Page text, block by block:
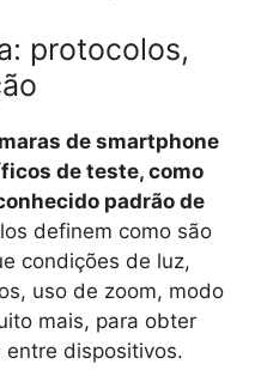
protocolos,
de smartphone
de teste, como
padrão de
definem como são
condições de luz,
uso de zoom, modo
mais, para obter
dispositivos.